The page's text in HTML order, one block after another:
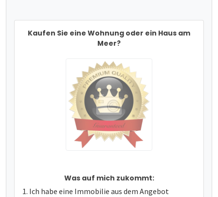
Kaufen Sie eine Wohnung oder ein Haus am
Meer?
Was auf mich zukommt:
Ich habe eine Immobilie aus dem Angebot